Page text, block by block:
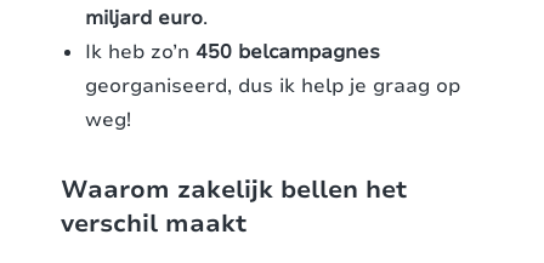
miljard euro.
Ik heb zo’n 450 belcampagnes
georganiseerd, dus ik help je graag op
weg!
Waarom zakelijk bellen het
verschil maakt